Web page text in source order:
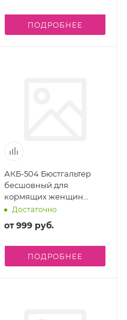
ПОДРОБНЕЕ
АКБ-504 Бюстгальтер
бесшовный для
кормящих женщин
75,80-В,С (S)) бежевый
Достаточно
от999 руб.
ПОДРОБНЕЕ